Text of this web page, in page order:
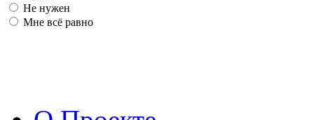
Не нужен
Мне всё равно